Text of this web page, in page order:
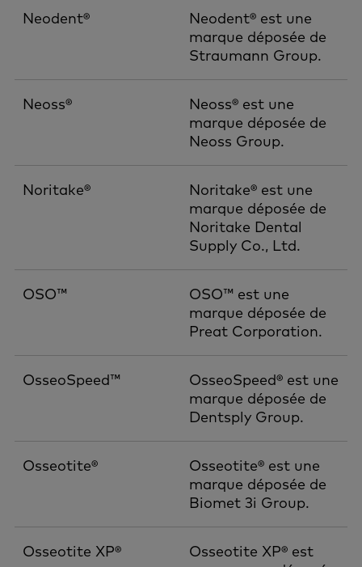
Neodent®
Neodent® est une
marque déposée de
Straumann Group.
Neoss®
Neoss® est une
marque déposée de
Neoss Group.
Noritake®
Noritake® est une
marque déposée de
Noritake Dental
Supply Co., Ltd.
OSO™
OSO™ est une
marque déposée de
Preat Corporation.
OsseoSpeed™
OsseoSpeed® est une
marque déposée de
Dentsply Group.
Osseotite®
Osseotite® est une
marque déposée de
Biomet 3i Group.
Osseotite XP®
Osseotite XP® est